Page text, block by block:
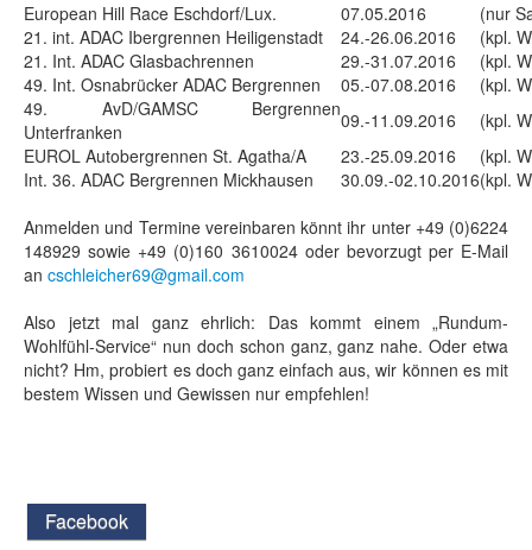
European Hill Race Eschdorf/Lux.
07.05.2016
(nur
21. int. ADAC Ibergrennen Heiligenstadt
24.-26.06.2016
(kpl.
21. Int. ADAC Glasbachrennen
29.-31.07.2016
(kpl.
49. Int. Osnabrücker ADAC Bergrennen
05.-07.08.2016
(kpl.
49. AvD/GAMSC Bergrennen
Unterfranken
09.-11.09.2016
(kpl.
EUROL Autobergrennen St. Agatha/A
23.-25.09.2016
(kpl.
Int. 36. ADAC Bergrennen Mickhausen
30.09.-02.10.2016(kpl.
Anmelden und Termine vereinbaren könnt ihr unter +49 (0)6224
148929 sowie +49 (0)160 3610024 oder bevorzugt per E-Mail
an cschleicher69@gmail.com
Also jetzt mal ganz ehrlich: Das kommt einem „Rundum-
Wohlfühl-Service“ nun doch schon ganz, ganz nahe. Oder etwa
nicht? Hm, probiert es doch ganz einfach aus, wir können es mit
bestem Wissen und Gewissen nur empfehlen!
Facebook